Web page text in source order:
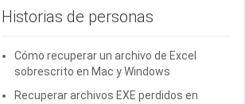
Historias de personas
Cómo recuperar un archivo de Excel
sobrescrito en Mac y Windows
Recuperar archivos EXE perdidos en